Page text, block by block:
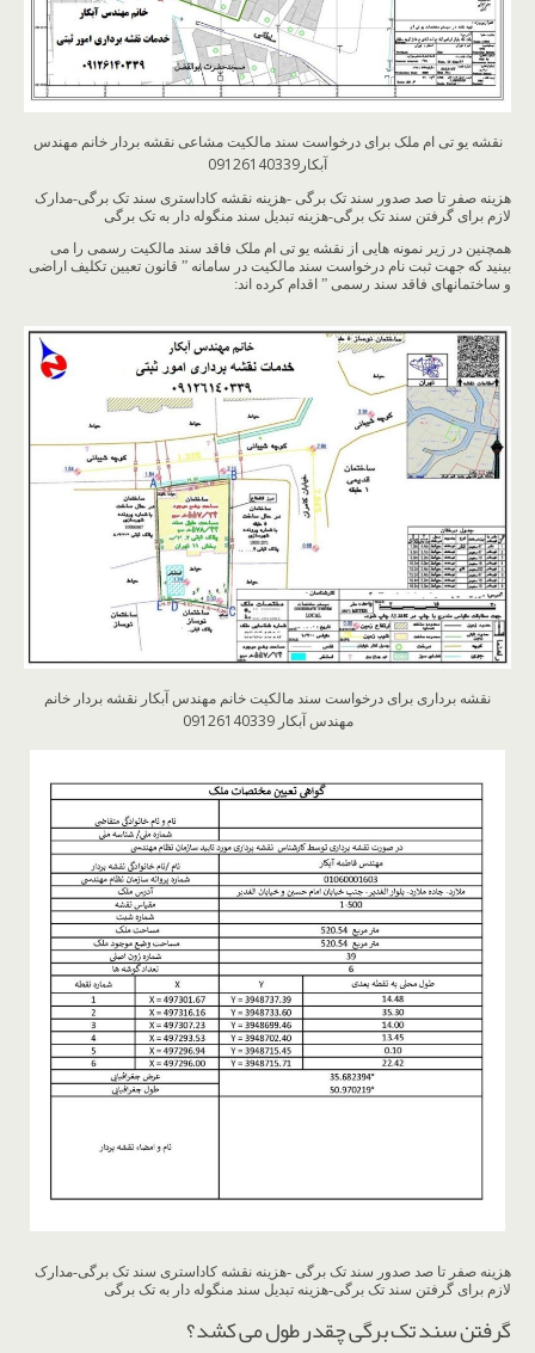
نقشه یو تی ام ملک برای درخواست سند مالکیت مشاعی نقشه بردار خانم مهندس
آبکار09126140339
هزینه صفر تا صد صدور سند تک برگی -هزینه نقشه کاداستری سند تک برگی-مدارک
لازم برای گرفتن سند تک برگی-هزینه تبدیل سند منگوله دار به تک برگی
همچنین در زیر نمونه هایی از نقشه یو تی ام ملک فاقد سند مالکیت رسمی را می
بینید که جهت ثبت نام درخواست سند مالکیت در سامانه ” قانون تعیین تکلیف اراضی
و ساختمانهای فاقد سند رسمی ” اقدام کرده اند:
نقشه برداری برای درخواست سند مالکیت خانم مهندس آبکار نقشه بردار خانم
مهندس آبکار 09126140339
هزینه صفر تا صد صدور سند تک برگی -هزینه نقشه کاداستری سند تک برگی-مدارک
لازم برای گرفتن سند تک برگی-هزینه تبدیل سند منگوله دار به تک برگی
گرفتن سند تک برگی چقدر طول می کشد؟